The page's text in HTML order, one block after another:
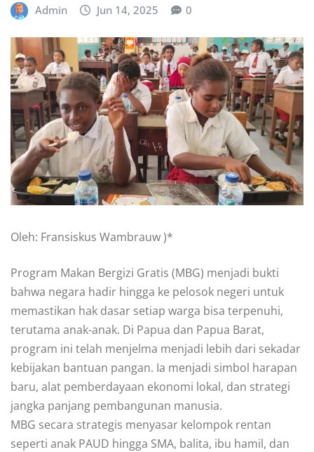
Admin Jun 14, 2025 0
Oleh: Fransiskus Wambrauw )*
Program Makan Bergizi Gratis (MBG) menjadi bukti
bahwa negara hadir hingga ke pelosok negeri untuk
memastikan hak dasar setiap warga bisa terpenuhi,
terutama anak-anak. Di Papua dan Papua Barat,
program ini telah menjelma menjadi lebih dari sekadar
kebijakan bantuan pangan. Ia menjadi simbol harapan
baru, alat pemberdayaan ekonomi lokal, dan strategi
jangka panjang pembangunan manusia.
MBG secara strategis menyasar kelompok rentan
seperti anak PAUD hingga SMA, balita, ibu hamil, dan